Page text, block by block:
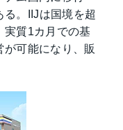
る。IIJは国境を超
実質1カ月での基
可能になり、販